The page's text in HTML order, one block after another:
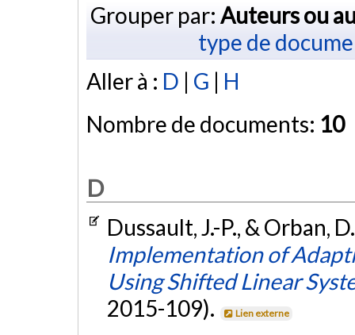
Grouper par: Auteurs ou
type de
Aller à : D | G | H
Nombre de documents: 10
D
Dussault, J.-P., & Orban,
Implementation of
Using Shifted Linear
2015-109).
Lien externe